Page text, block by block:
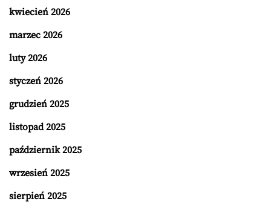
kwiecień 2026
marzec 2026
luty 2026
styczeń 2026
grudzień 2025
listopad 2025
październik 2025
wrzesień 2025
sierpień 2025